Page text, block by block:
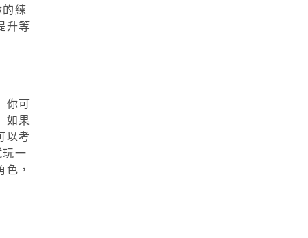
練
升等
你可
如果
以考
一
，